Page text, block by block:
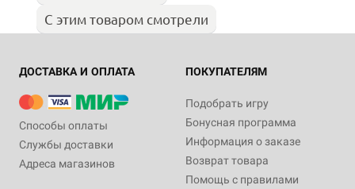
С этим товаром смотрели
ДОСТАВКА И ОПЛАТА
Способы оплаты
Службы доставки
Адреса магазинов
ПОКУПАТЕЛЯМ
Подобрать игру
Бонусная программа
Информация о заказе
Возврат товара
Помощь с правилами